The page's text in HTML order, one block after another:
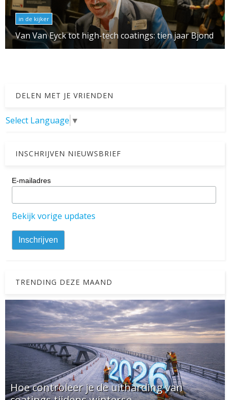
in de kijker
Van Van Eyck tot high-tech coatings: tien jaar Bjond
DELEN MET JE VRIENDEN
Select Language ▼
INSCHRIJVEN NIEUWSBRIEF
E-mailadres
Bekijk vorige updates
TRENDING DEZE MAAND
Hoe controleer je de uitharding van